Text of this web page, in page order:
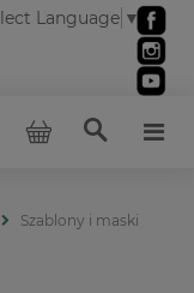
Language ▼
Szablony i maski